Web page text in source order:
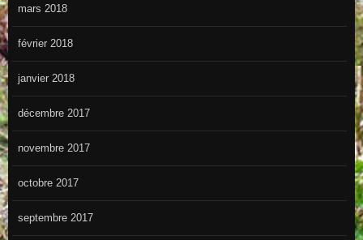
mars 2018
février 2018
janvier 2018
décembre 2017
novembre 2017
octobre 2017
septembre 2017